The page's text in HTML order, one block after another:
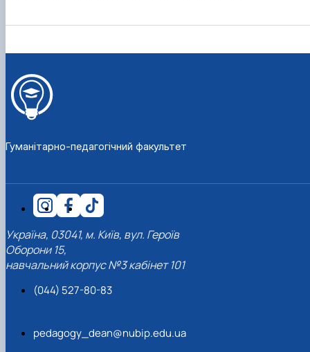
Гуманітарно-педагогічний факультет
Україна, 03041, м. Київ, вул. Героїв
Оборони 15,
навчальний корпус №3 кабінет 101
(044) 527-80-83
pedagogy_dean@nubip.edu.ua